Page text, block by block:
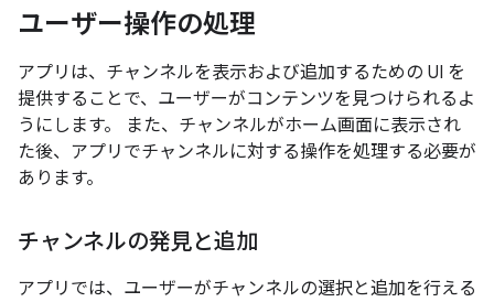
ユーザー操作の処理
アプリは、チャンネルを表示および追加するための UI を
提供することで、ユーザーがコンテンツを見つけられるよ
うにします。 また、チャンネルがホーム画面に表示され
た後、アプリでチャンネルに対する操作を処理する必要が
あります。
チャンネルの発見と追加
アプリでは、ユーザーがチャンネルの選択と追加を行える